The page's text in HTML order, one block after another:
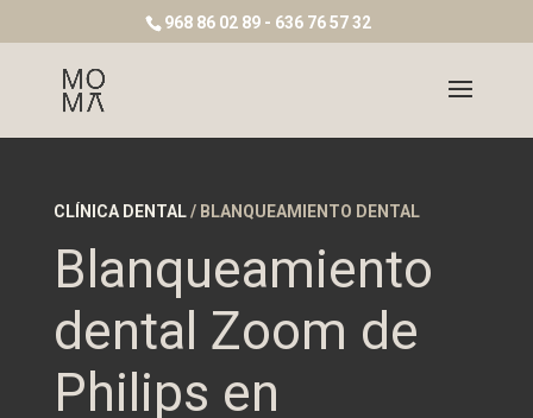
968 86 02 89 - 636 76 57 32
CLÍNICA DENTAL/ BLANQUEAMIENTO DENTAL
Blanqueamiento
dental Zoom de
Philips en